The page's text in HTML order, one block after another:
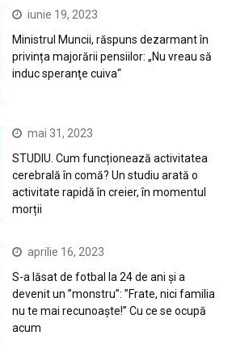
iunie 19, 2023
Ministrul Muncii, răspuns dezarmant în
privința majorării pensiilor: „Nu vreau să
induc speranţe cuiva“
mai 31, 2023
STUDIU. Cum funcționează activitatea
cerebrală în comă? Un studiu arată o
activitate rapidă în creier, în momentul
morții
aprilie 16, 2023
S-a lăsat de fotbal la 24 de ani și a
devenit un ”monstru”: ”Frate, nici familia
nu te mai recunoaște!” Cu ce se ocupă
acum